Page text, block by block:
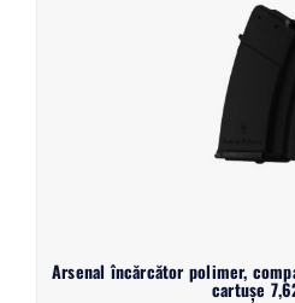
Arsenal încărcător polimer,
cartușe